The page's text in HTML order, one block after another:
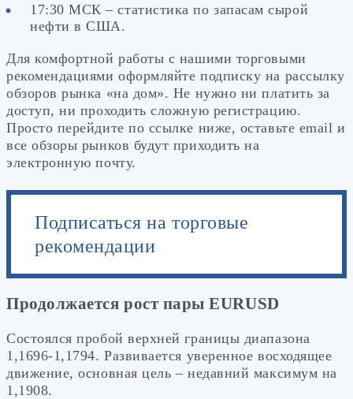
17:30 МСК – статистика по запасам сырой
нефти в США.
Для комфортной работы с нашими торговыми
рекомендациями оформляйте подписку на рассылку
обзоров рынка «на дом». Не нужно ни платить за
доступ, ни проходить сложную регистрацию.
Просто перейдите по ссылке ниже, оставьте email и
все обзоры рынков будут приходить на
электронную почту.
Подписаться на торговые
рекомендации
Продолжается рост пары EURUSD
Состоялся пробой верхней границы диапазона
1,1696-1,1794. Развивается уверенное восходящее
движение, основная цель – недавний максимум на
1,1908.